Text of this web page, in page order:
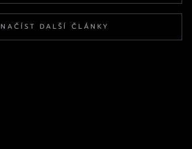
NAČÍST DALŠÍ ČLÁNKY